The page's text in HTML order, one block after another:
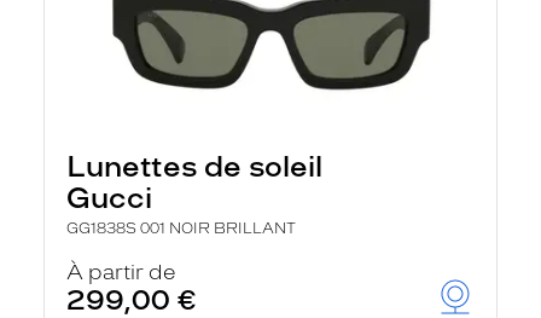
Lunettes de soleil
Gucci
GG1838S 001 NOIR BRILLANT
À partir de
299,00 €